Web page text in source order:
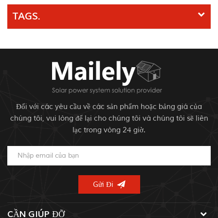
TAGS.
Đối với các yêu cầu về các sản phẩm hoặc bảng giá của
chúng tôi, vui lòng để lại cho chúng tôi và chúng tôi sẽ liên
lạc trong vòng 24 giờ.
CẦN GIÚP ĐỠ